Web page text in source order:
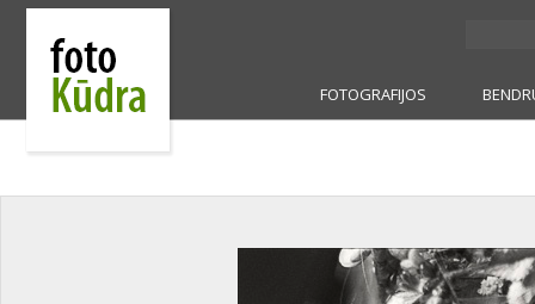
FOTOGRAFIJOS